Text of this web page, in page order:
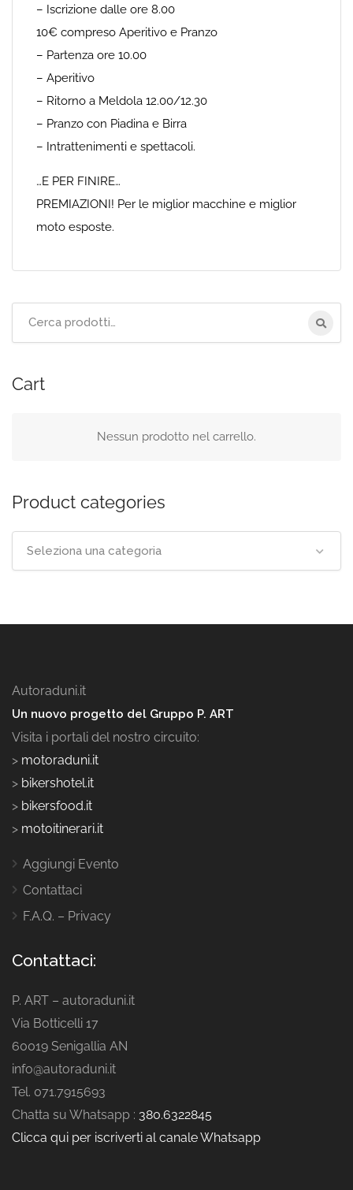
– Iscrizione dalle ore 8.00
10€ compreso Aperitivo e Pranzo
– Partenza ore 10.00
– Aperitivo
– Ritorno a Meldola 12.00/12.30
– Pranzo con Piadina e Birra
– Intrattenimenti e spettacoli.
…E PER FINIRE…
PREMIAZIONI! Per le miglior macchine e miglior
moto esposte.
Cart
Nessun prodotto nel carrello.
Product categories
Seleziona una categoria
Autoraduni.it
Un nuovo progetto del Gruppo P. ART
Visita i portali del nostro circuito:
> motoraduni.it
> bikershotel.it
> bikersfood.it
> motoitinerari.it
Aggiungi Evento
Contattaci
F.A.Q. – Privacy
Contattaci:
P. ART – autoraduni.it
Via Botticelli 17
60019 Senigallia AN
info@autoraduni.it
Tel. 071.7915693
Chatta su Whatsapp : 380.6322845
Clicca qui per iscriverti al canale Whatsapp